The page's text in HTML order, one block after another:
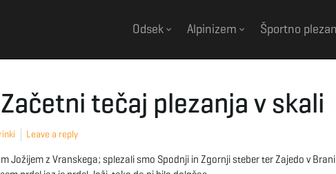
Odsek Alpinizem Športno
tečaj plezanja v skali
Leave a reply
Jožijem z Vranskega; splezali smo Spodnji in Zgornji steber ter Zajedo v